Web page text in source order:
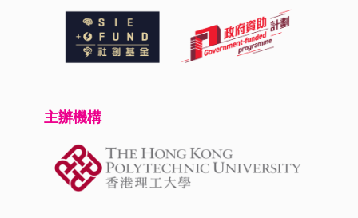
主辦機構